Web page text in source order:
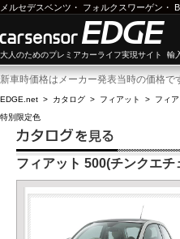
メルセデスベンツ ・ フォルクスワーゲン ・
大人のためのプレミアカーライフ実現サイト 輸
新車時価格はメーカー発表当時の価格で
EDGE.net > カタログ > フィアット > フィ
特別限定色
フィアット 500(チンクエ